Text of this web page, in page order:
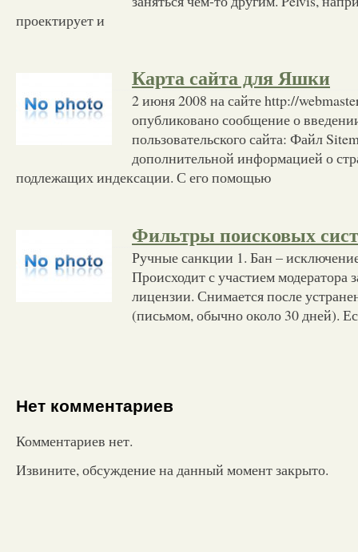
проектирует и
Карта сайта для Яшки
2 июня 2008 на сайте http://
опубликовано сообщение о
пользовательского сайта: Файл
дополнительной информацией о
подлежащих индексации. С его помощью
Фильтры поисковых
Ручные санкции 1. Бан –
Происходит с участием модератора
лицензии. Снимается после
(письмом, обычно около 30 дней).
Нет комментариев
Комментариев нет.
Извините, обсуждение на данный момент закрыто.